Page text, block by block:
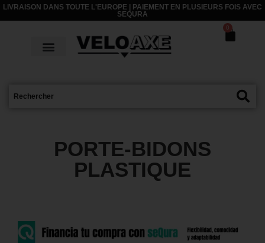
LIVRAISON DANS TOUTE L'EUROPE | PAIEMENT EN PLUSIEURS FOIS AVEC
SEQURA
0
PORTE-BIDONS
PLASTIQUE